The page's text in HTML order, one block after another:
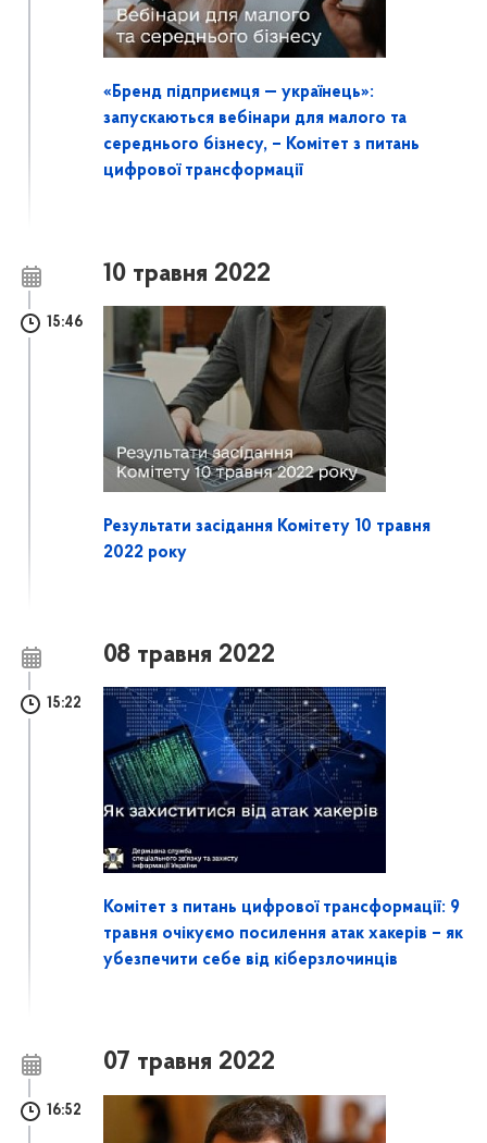
«Бренд підприємця — українець»:
запускаютьcя вебінари для малого та
середнього бізнесу, – Комітет з питань
цифрової трансформації
10 травня 2022
15:46
Результати засідання Комітету 10 травня
2022 року
08 травня 2022
15:22
Комітет з питань цифрової трансформації: 9
травня очікуємо посилення атак хакерів – як
убезпечити себе від кіберзлочинців
07 травня 2022
16:52